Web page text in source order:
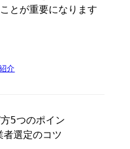
とが重要になります
介